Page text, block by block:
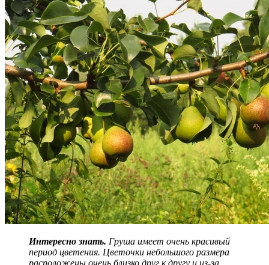
Интересно знать. Груша имеет очень красивый
период цветения. Цветочки небольшого размера
расположены очень близко друг к другу и из-за